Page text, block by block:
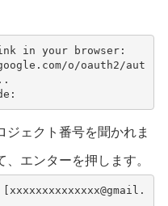
in your browser:
ェクト番号を聞かれま
エンターを押します。